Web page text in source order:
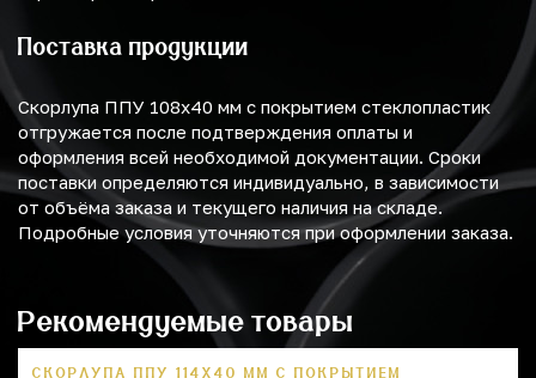
Поставка продукции
Скорлупа ППУ 108х40 мм с покрытием стеклопластик
отгружается после подтверждения оплаты и
оформления всей необходимой документации. Сроки
поставки определяются индивидуально, в зависимости
от объёма заказа и текущего наличия на складе.
Подробные условия уточняются при оформлении заказа.
Рекомендуемые товары
СКОРЛУПА ППУ 114Х40 ММ С ПОКРЫТИЕМ